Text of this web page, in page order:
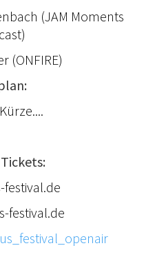
(JAM Moments
(ONFIRE)
festival.de